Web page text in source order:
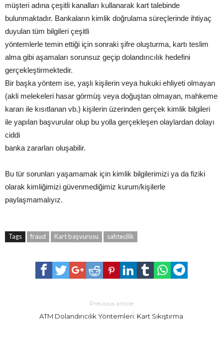
müşteri adına çeşitli kanalları kullanarak kart talebinde
bulunmaktadır. Bankaların kimlik doğrulama süreçlerinde ihtiyaç
duyulan tüm bilgileri çeşitli
yöntemlerle temin ettiği için sonraki şifre oluşturma, kartı teslim
alma gibi aşamaları sorunsuz geçip dolandırıcılık hedefini
gerçekleştirmektedir.
Bir başka yöntem ise, yaşlı kişilerin veya hukuki ehliyeti olmayan
(akli melekeleri hasar görmüş veya doğuştan olmayan, mahkeme
kararı ile kısıtlanan vb.) kişilerin üzerinden gerçek kimlik bilgileri
ile yapılan başvurular olup bu yolla gerçekleşen olaylardan dolayı
ciddi
banka zararları oluşabilir.
Bu tür sorunları yaşamamak için kimlik bilgilerimizi ya da fiziki
olarak kimliğimizi güvenmediğimiz kurum/kişilerle
paylaşmamalıyız.
Tags fraud Kart başvurusu sahtecilik
Previous article
ATM Dolandırıcılık Yöntemleri: Kart Sıkıştırma